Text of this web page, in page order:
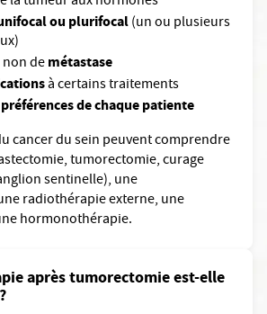
ou plurifocal(un ou plusieurs
demétastase
à certains traitements
préférences de chaque patiente
cancer du sein peuvent comprendre
tumorectomie, curage
sentinelle), une
radiothérapie externe, une
hormonothérapie.
après tumorectomie est-elle